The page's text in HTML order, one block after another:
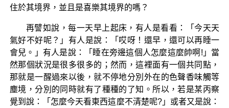
住於其境界，並且是喜樂其境界的嗎？
再譬如說，每一天早上起床，有人是看看：「今天天
氣好不好呢？」有人是說：「哎呀！還早，還可以再睡一
會兒。」有人是說：「睡在旁邊這個人怎麼這麼帥啊!」當
然那個狀況是很多很多的；然而，這裡面有一個共同點，
那就是一醒過來以後，就不停地分別外在的色聲香味觸等
塵境，分別的同時就有了種種的了知。所以，若是某丙察
覺到說：「怎麼今天看東西這麼不清楚呢?」或者又是說：